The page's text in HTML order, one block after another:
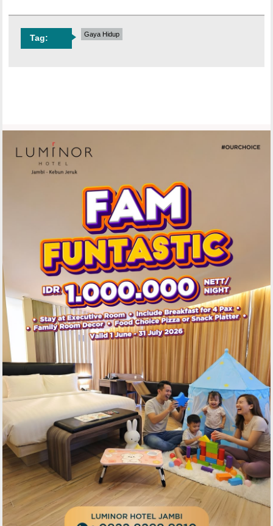
Tag: Gaya Hidup